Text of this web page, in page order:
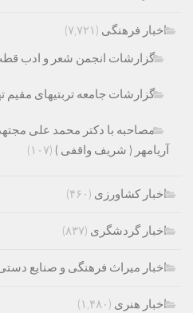
اخبار فرهنگی (۷,۷۲۱)
گزارشات انجمن شعر و ادب
گزارشات جامعه تربتیهای مقیم
مصاحبه با دکتر محمد علی
آریامهر ( شریف واقفی ) (۱۰۷)
اخبار کشاورزی (۴۶۰)
اخبار گردشگری (۸۳۷)
اخبار میراث فرهنگی و صنایع
اخبار هنری (۱,۴۸۰)